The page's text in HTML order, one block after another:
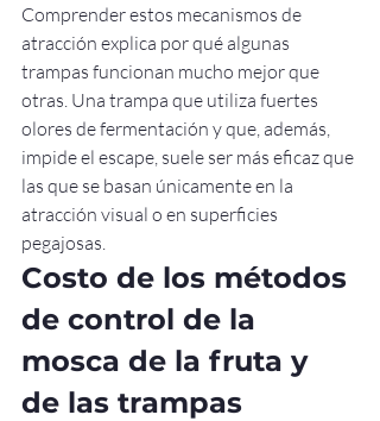
Comprender estos mecanismos de
atracción explica por qué algunas
trampas funcionan mucho mejor que
otras. Una trampa que utiliza fuertes
olores de fermentación y que, además,
impide el escape, suele ser más eficaz que
las que se basan únicamente en la
atracción visual o en superficies
pegajosas.
Costo de los métodos
de control de la
mosca de la fruta y
de las trampas